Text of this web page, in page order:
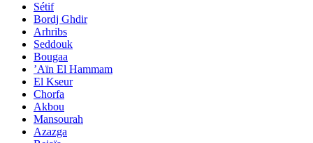
Sétif
Bordj Ghdir
Arhribs
Seddouk
Bougaa
’Aïn El Hammam
El Kseur
Chorfa
Akbou
Mansourah
Azazga